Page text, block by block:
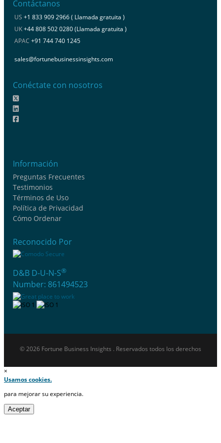
Contáctanos
US +1 833 909 2966 ( Llamada gratuita )
UK+44 808 502 0280 (Llamada gratuita )
APAC +91 744 740 1245
sales@fortunebusinessinsights.com
Conéctate con nosotros
Información
Preguntas Frecuentes
Testimonios
Términos de Uso
Política de Privacidad
Cómo Ordenar
Reconocido Por
D&B D-U-N-S®
Number: 861494523
© 2026 Fortune Business Insights . Reservados todos los derechos
×
Usamos cookies.
para mejorar su experiencia.
Aceptar